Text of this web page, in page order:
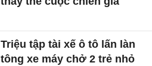
Triệu tập tài xế ô tô lấn làn
tông xe máy chở 2 trẻ nhỏ